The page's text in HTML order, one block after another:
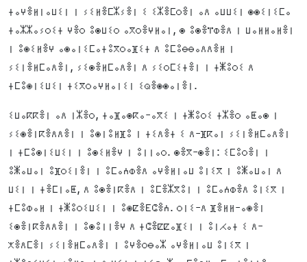
ⵜⴰⵖⴻⵍⵏⴰⵡⵉⵏ ⵏ ⵢⵉⵍⴻⵎⵣⵢⴻⵏ ⵉ ⵉⵣⴻⵎⵔⴻⵏ ⴰⴷ ⴰⵡⵡⵉⵏ ⵙⵙⵉⵏⵉⵎⴰ
ⵜⴰⵣⵣⴰⵢⵔⵉⵜ ⵖⴻⵔ ⵓⵙⵡⵉⵔ ⴰⴳⵔⴻⵖⵍⴰⵏ, ⵙ ⵓⵙⴻⴶⵀⴻⴷ ⵏ ⵡⴰⵍⵍⴰⵍⴻⵏ
ⵏ ⵓⵙⵉⵍⴻⵖ ⴰⵙⴰⵏⵉⵎⴰⵜⵓⴳⵔⴰⴼⵉⵜ ⴷ ⵓⵎⵓⴱⴱⴰⴷⴷⴻⵍ ⵏ
ⵢⵉⵏⴻⵍⵎⴰⴷⴻⵏ, ⵢⵉⵙⴻⵍⵎⴰⴷⴻⵏ ⴷ ⵢⵉⵔⵎⵉⵜⴻⵏ ⵏ ⵜⵥⵓⵔⵉ ⴷ
ⵜⵎⵓⵙⵏⵉⵡⵉⵏ ⵜⵉⴳⵔⴰⵖⵍⴰⵏⵉⵏ ⵉⵕⴻⵙⵙⴰⵏⴻⵏ.
ⵉⵡⴰⴽⴽⴻⵏ ⴰⴷ ⵏⵣⴻⵔ, ⵜⴰⴼⴰⵙⴽⴰ-ⴰⴳⵉ ⵏ ⵜⵥⵓⵔⵉ ⵜⵣⴻⵔ ⴰⵟⴰⵙ ⵏ
ⵢⵉⵙⴻⵏⴽⴻⴷⴷⴻⵏ ⵏ ⵓⵙⵏⵓⵍⴼⵓ ⵏ ⵜⵉⴷⴻⵜ ⵉ ⴷ-ⴼⴽⴰⵏ ⵢⵉⵏⴻⵍⵎⴰⴷⴻⵏ
ⵏ ⵜⵎⵓⵙⵏⵉⵡⵉⵏ ⵏ ⵓⵙⵉⵍⴻⵖ ⵏ ⵓⵏⵏⴰⵔ. ⵙⴻⴳ-ⵙⴻⵏ: ⵉⵎⵓⵔⴻⵏ ⵏ
ⵓⵥⴰⵡⴰⵏ ⵓⴼⵔⵉⵏⴻⵏ ⵏ ⵓⵎⴰⵄⵀⴻⴷ ⴰⵖⴻⵍⵏⴰⵡ ⵓⵏⵉⴳ ⵏ ⵓⵥⴰⵡⴰⵏ ⴷ
ⵡⵉⵏ ⵏ ⵜⴻⵎⵏⴰⵟ, ⴷ ⵓⵙⴻⵏⴽⴻⴷ ⵏ ⵓⵎⴻⵣⴳⵓⵏ ⵏ ⵓⵎⴰⵄⵀⴻⴷ ⵓⵏⵉⴳ ⵏ
ⵜⵎⵓⵀⴰⵍ ⵏ ⵜⵥⵓⵔⵉⵡⵉⵏ ⵏ ⵓⵙⵇⴻⴹⵛⴻⵄ. ⵔⵏⵉ-ⴷ ⴼⴻⵍⵍ-ⴰⵙⴻⵏ
ⵉⵙⴻⵏⴽⴻⴷⴷⴻⵏ ⵏ ⵓⵙⵓⵏⵏⴻⵖ ⴷ ⵜⵛⴻⵇⵇⴰⴼⵉⵏ ⵏ ⵓⵏⵃⴰⵜ ⵉ ⴷ-
ⵅⴻⴷⵎⴻⵏ ⵢⵉⵏⴻⵍⵎⴰⴷⴻⵏ ⵏ ⵓⵖⴻⵔⴱⴰⵣ ⴰⵖⴻⵍⵏⴰⵡ ⵓⵏⵉⴳ ⵏ